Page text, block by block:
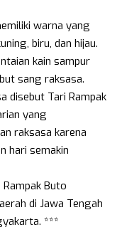
warna yang
biru, dan hijau.
kain sampur
sang raksasa.
disebut Tari Rampak
yang
raksasa karena
hari semakin
Buto
di Jawa Tengah
***